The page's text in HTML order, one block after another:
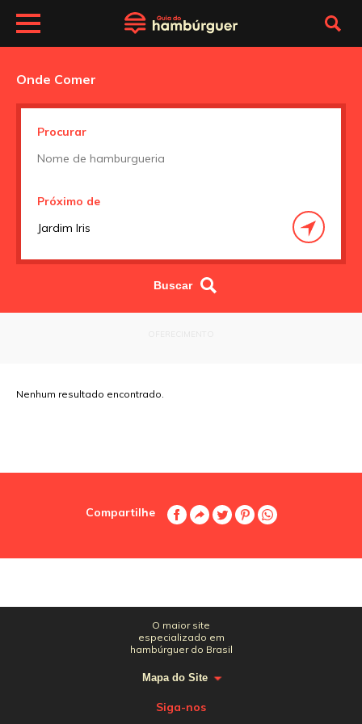
Onde Comer
Procurar
Próximo de
Nenhum resultado encontrado.
Compartilhe
O maior site
especializado em
hambúrguer do Brasil
Mapa do Site
Siga-nos